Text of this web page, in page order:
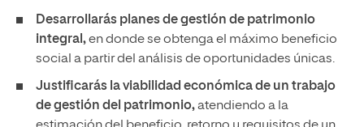
Desarrollarás planes de gestión de patrimonio
integral,en donde se obtenga el máximo beneficio
social a partir del análisis de oportunidades únicas.
Justificarás la viabilidad económica de un trabajo
de gestión del patrimonio,atendiendo a la